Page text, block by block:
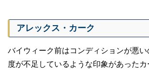
アレックス・カーク
バイウィーク前はコンディションが悪
度が不足しているような印象があったカ